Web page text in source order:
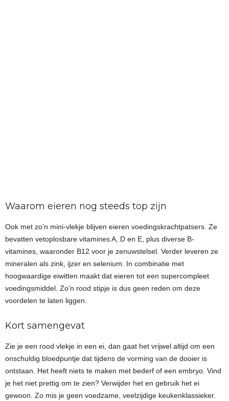
Waarom eieren nog steeds top zijn
Ook met zo’n mini-vlekje blijven eieren voedingskrachtpatsers. Ze
bevatten vetoplosbare vitamines A, D en E, plus diverse B-
vitamines, waaronder B12 voor je zenuwstelsel. Verder leveren ze
mineralen als zink, ijzer en selenium. In combinatie met
hoogwaardige eiwitten maakt dat eieren tot een supercompleet
voedingsmiddel. Zo’n rood stipje is dus geen reden om deze
voordelen te laten liggen.
Kort samengevat
Zie je een rood vlekje in een ei, dan gaat het vrijwel altijd om een
onschuldig bloedpuntje dat tijdens de vorming van de dooier is
ontstaan. Het heeft niets te maken met bederf of een embryo. Vind
je het niet prettig om te zien? Verwijder het en gebruik het ei
gewoon. Zo mis je geen voedzame, veelzijdige keukenklassieker.